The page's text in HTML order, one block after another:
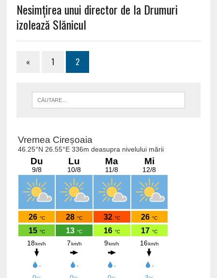
Nesimţirea unui director de la Drumuri
izolează Slănicul
« 1 2